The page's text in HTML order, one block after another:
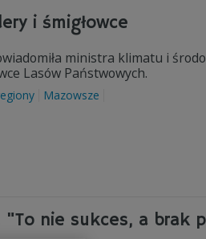
i śmigłowce
ministra klimatu i
Lasów Państwowych.
Mazowsze
nie sukces, a brak